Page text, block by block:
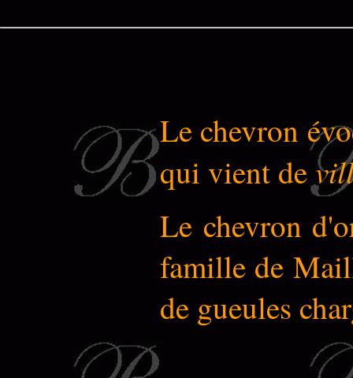
Le chevron
qui vient de
Le chevron
famille de
de gueules